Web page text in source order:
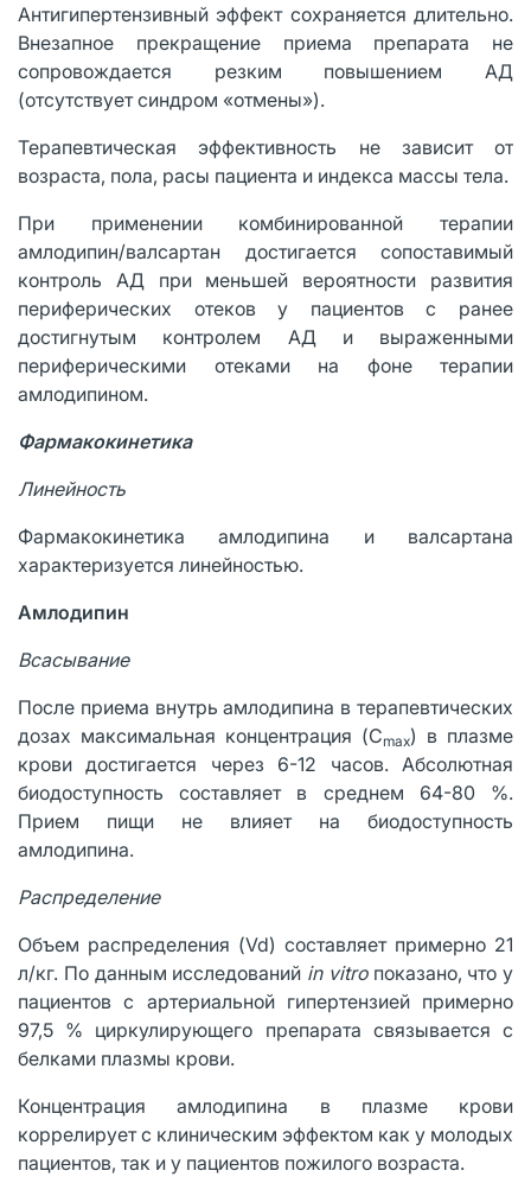
Антигипертензивный эффект сохраняется длительно.
Внезапное прекращение приема препарата не
сопровождается резким повышением АД
(отсутствует синдром «отмены»).
Терапевтическая эффективность не зависит от
возраста, пола, расы пациента и индекса массы тела.
При применении комбинированной терапии
амлодипин/валсартан достигается сопоставимый
контроль АД при меньшей вероятности развития
периферических отеков у пациентов с ранее
достигнутым контролем АД и выраженными
периферическими отеками на фоне терапии
амлодипином.
Фармакокинетика
Линейность
Фармакокинетика амлодипина и валсартана
характеризуется линейностью.
Амлодипин
Всасывание
После приема внутрь амлодипина в терапевтических
дозах максимальная концентрация (Cmax) в плазме
крови достигается через 6-12 часов. Абсолютная
биодоступность составляет в среднем 64-80 %.
Прием пищи не влияет на биодоступность
амлодипина.
Распределение
Объем распределения (Vd) составляет примерно 21
л/кг. По данным исследований in vitro показано, что у
пациентов с артериальной гипертензией примерно
97,5 % циркулирующего препарата связывается с
белками плазмы крови.
Концентрация амлодипина в плазме крови
коррелирует с клиническим эффектом как у молодых
пациентов, так и у пациентов пожилого возраста.